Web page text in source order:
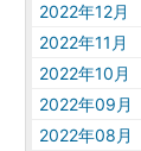
2022年12月
2022年11月
2022年10月
2022年09月
2022年08月